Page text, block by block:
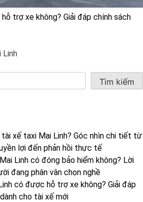
trợ xe không? Giải đáp chính sách
Linh
Tìm kiếm
tài xế taxi Mai Linh? Góc nhìn chi tiết từ
lợi đến phản hồi thực tế
Linh có đóng bảo hiểm không? Lời
đang phân vân chọn nghề
có được hỗ trợ xe không? Giải đáp
cho tài xế mới